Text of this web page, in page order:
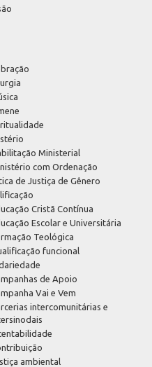
Ministerial
com Ordenação
de Justiça de Gênero
Cristã Contínua
Escolar e Universitária
Teológica
funcional
de Apoio
Vai e Vem
intercomunitárias e
ambiental